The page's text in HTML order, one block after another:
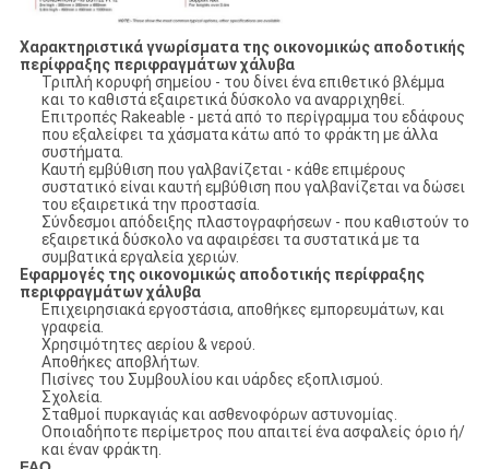
Χαρακτηριστικά γνωρίσματα της οικονομικώς αποδοτικής
περίφραξης περιφραγμάτων χάλυβα
Τριπλή κορυφή σημείου - του δίνει ένα επιθετικό βλέμμα
και το καθιστά εξαιρετικά δύσκολο να αναρριχηθεί.
Επιτροπές Rakeable - μετά από το περίγραμμα του εδάφους
που εξαλείφει τα χάσματα κάτω από το φράκτη με άλλα
συστήματα.
Καυτή εμβύθιση που γαλβανίζεται - κάθε επιμέρους
συστατικό είναι καυτή εμβύθιση που γαλβανίζεται να δώσει
του εξαιρετικά την προστασία.
Σύνδεσμοι απόδειξης πλαστογραφήσεων - που καθιστούν το
εξαιρετικά δύσκολο να αφαιρέσει τα συστατικά με τα
συμβατικά εργαλεία χεριών.
Εφαρμογές της οικονομικώς αποδοτικής περίφραξης
περιφραγμάτων χάλυβα
Επιχειρησιακά εργοστάσια, αποθήκες εμπορευμάτων, και
γραφεία.
Χρησιμότητες αερίου & νερού.
Αποθήκες αποβλήτων.
Πισίνες του Συμβουλίου και υάρδες εξοπλισμού.
Σχολεία.
Σταθμοί πυρκαγιάς και ασθενοφόρων αστυνομίας.
Οποιαδήποτε περίμετρος που απαιτεί ένα ασφαλείς όριο ή/
και έναν φράκτη.